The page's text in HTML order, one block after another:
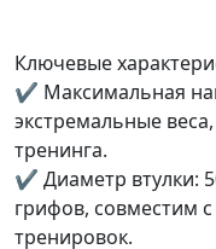
Ключевые
✔ Максимальная
экстремальные
тренинга.
✔ Диаметр втулки:
грифов, совместим
тренировок.